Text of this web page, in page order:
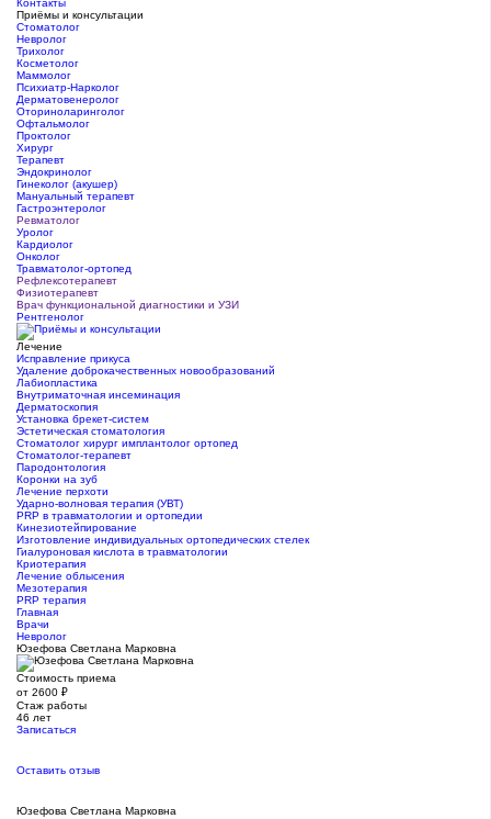
Контакты
Приёмы и консультации
Стоматолог
Невролог
Трихолог
Косметолог
Маммолог
Психиатр-Нарколог
Дерматовенеролог
Оториноларинголог
Офтальмолог
Проктолог
Хирург
Терапевт
Эндокринолог
Гинеколог (акушер)
Мануальный терапевт
Гастроэнтеролог
Ревматолог
Уролог
Кардиолог
Онколог
Травматолог-ортопед
Рефлексотерапевт
Физиотерапевт
Врач функциональной диагностики и УЗИ
Рентгенолог
Лечение
Исправление прикуса
Удаление доброкачественных новообразований
Лабиопластика
Внутриматочная инсеминация
Дерматоскопия
Установка брекет-систем
Эстетическая стоматология
Стоматолог хирург имплантолог ортопед
Стоматолог-терапевт
Пародонтология
Коронки на зуб
Лечение перхоти
Ударно-волновая терапия (УВТ)
PRP в травматологии и ортопедии
Кинезиотейпирование
Изготовление индивидуальных ортопедических стелек
Гиалуроновая кислота в травматологии
Криотерапия
Лечение облысения
Мезотерапия
PRP терапия
Главная
Врачи
Невролог
Юзефова Светлана Марковна
Стоимость приема
от 2600 ₽
Стаж работы
46 лет
Записаться
Оставить отзыв
Юзефова Светлана Марковна